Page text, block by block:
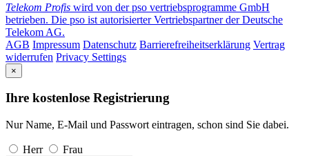
Telekom Profis wird von der pso vertriebsprogramme GmbH
betrieben. Die pso ist autorisierter Vertriebspartner der Deutsche
Telekom AG.
AGB Impressum Datenschutz Barrierefreiheitserklärung Vertrag
widerrufen Privacy Settings
×
Ihre kostenlose Registrierung
Nur Name, E-Mail und Passwort eintragen, schon sind Sie dabei.
Herr
Frau